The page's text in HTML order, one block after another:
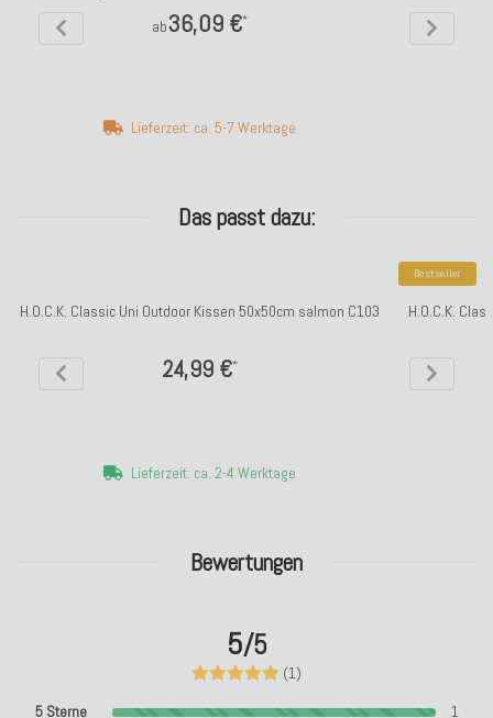
Bewertungen
5/5
(1)
5 Sterne
1
ab36,09 €*
Lieferzeit: ca. 5-7 Werktage
Das passt dazu:
H.O.C.K. Classic Uni Outdoor Kissen 50x50cm salmon C103
24,99 €*
Lieferzeit: ca. 2-4 Werktage
Bestseller
H.O.C.K.